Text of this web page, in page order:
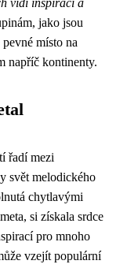
vidí inspiraci a
jako jsou
místo na
napříč kontinenty.
řadí mezi
svět melodického
chytlavými
si získala srdce
pro mnoho
vzejít populární